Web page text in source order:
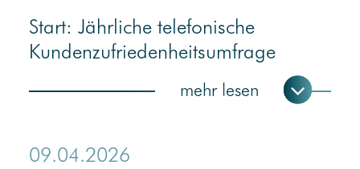
Start: Jährliche telefonische
Kundenzufriedenheitsumfrage
09.04.2026